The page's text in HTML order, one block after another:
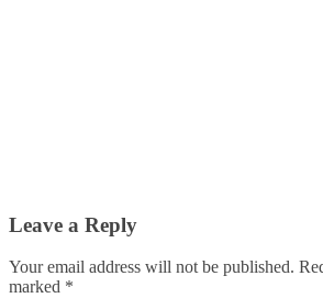
Leave a Reply
Your email address will not be published.
marked *